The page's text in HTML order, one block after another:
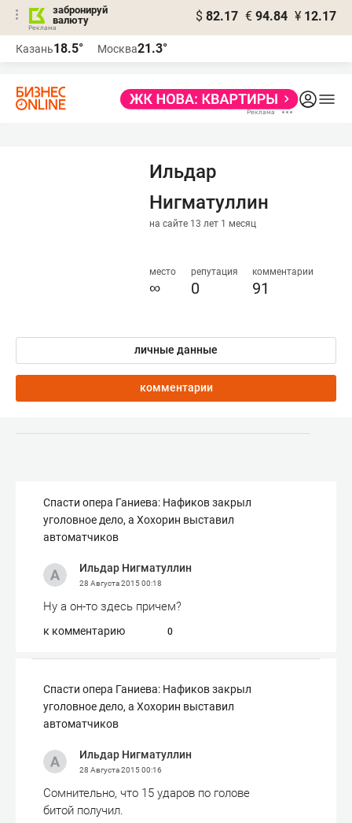
забронируй
валюту
$ 82.17 € 94.84 ¥ 12.17
Казань18.5° Москва21.3°
Ильдар
Нигматуллин
на сайте 13 лет 1 месяц
место
∞
репутация
0
комментарии
91
личные данные
комментарии
Спасти опера Ганиева: Нафиков закрыл
уголовное дело, а Хохорин выставил
автоматчиков
Ильдар Нигматуллин
28 Августа 201500:18
Ну а он-то здесь причем?
к комментарию 0
Спасти опера Ганиева: Нафиков закрыл
уголовное дело, а Хохорин выставил
автоматчиков
Ильдар Нигматуллин
28 Августа 201500:16
Сомнительно, что 15 ударов по голове
битой получил.